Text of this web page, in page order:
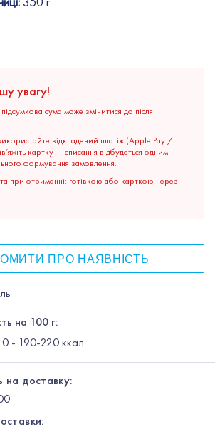
увагу!
сума може змінитися до після
відкладений платіж (Apple Pay /
картку — списання відбудеться одним
формування замовлення.
при отриманні: готівкою або карткою через
на 100 г:
- 190-220 ккал
ПРО НАЯВНІСТЬ
на доставку: